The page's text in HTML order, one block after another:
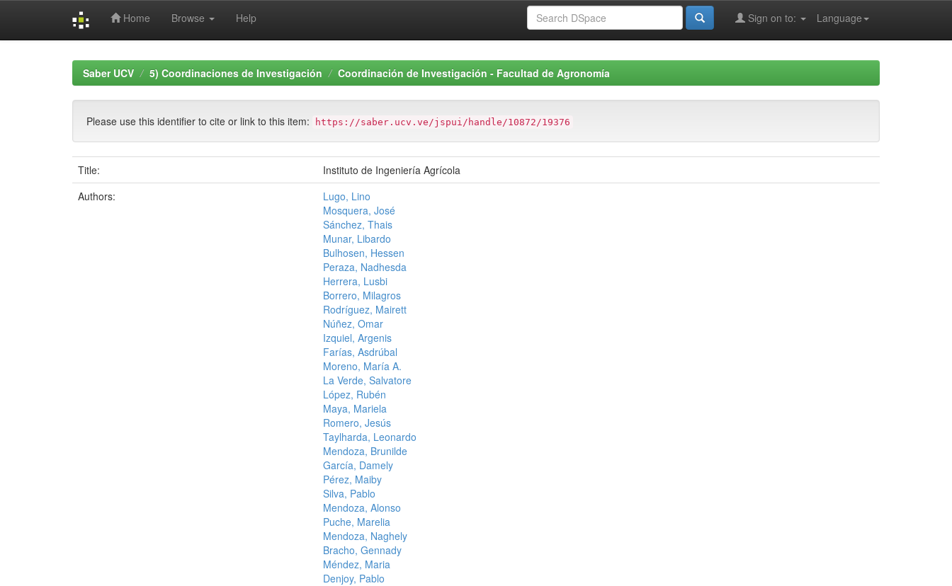
Home Browse Help Language
Sign on to:
Saber UCV 5) Coordinaciones de Investigación Coordinación de Investigación - Facultad de Agronomía
Please use this identifier to cite or link to this item: https://saber.ucv.ve/jspui/handle/10872/19376
Title:
Instituto de Ingeniería Agrícola
Authors:
Lugo, Lino
Mosquera, José
Sánchez, Thais
Munar, Libardo
Bulhosen, Hessen
Peraza, Nadhesda
Herrera, Lusbi
Borrero, Milagros
Rodríguez, Mairett
Núñez, Omar
Izquiel, Argenis
Farías, Asdrúbal
Moreno, María A.
La Verde, Salvatore
López, Rubén
Maya, Mariela
Romero, Jesús
Taylharda, Leonardo
Mendoza, Brunilde
García, Damely
Pérez, Maiby
Silva, Pablo
Mendoza, Alonso
Puche, Marelia
Mendoza, Naghely
Bracho, Gennady
Méndez, Maria
Denjoy, Pablo